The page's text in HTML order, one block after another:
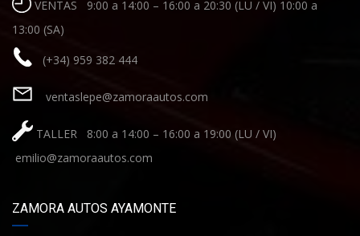
VENTAS 9:00 a 14:00 – 16:00 a 20:30 (LU / VI) 10:00 a
13:00 (SA)
(+34) 959 382 444
ventaslepe@zamoraautos.com
TALLER 8:00 a 14:00 – 16:00 a 19:00 (LU / VI)
emilio@zamoraautos.com
ZAMORA AUTOS AYAMONTE